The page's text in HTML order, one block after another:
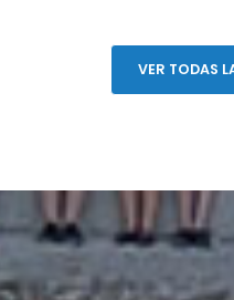
VER TODAS